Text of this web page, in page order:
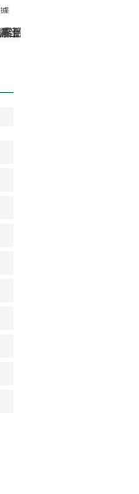
或簡訊通知，或自稱
受應使用中文文字之限制
蓋章，以免觸法!
上申辦，省時又便民!
的不便！
!